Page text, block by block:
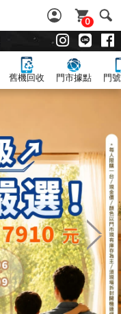
0
舊機回收 門市據點 門